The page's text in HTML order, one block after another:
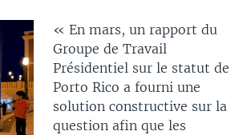
« En mars, un rapport du
Groupe de Travail
Présidentiel sur le statut de
Porto Rico a fourni une
solution constructive sur la
question afin que les